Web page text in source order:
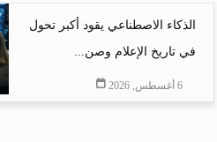
الذكاء الاصطناعي يقود أكبر تحول
في تاريخ الإعلام وصن...
6 أغسطس, 2026